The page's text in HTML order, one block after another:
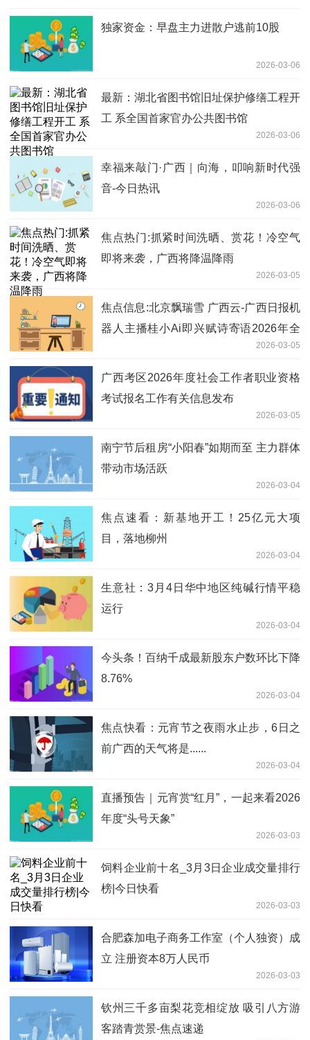
独家资金：早盘主力进散户逃前10股
2026-03-06
最新：湖北省图书馆旧址保护修缮工程开
工 系全国首家官办公共图书馆
2026-03-06
幸福来敲门·广西｜向海，叩响新时代强
音-今日热讯
2026-03-06
焦点热门:抓紧时间洗晒、赏花！冷空气
即将来袭，广西将降温降雨
2026-03-05
焦点信息:北京飘瑞雪 广西云-广西日报机
器人主播桂小Ai即兴赋诗寄语2026年全
2026-03-05
广西考区2026年度社会工作者职业资格
考试报名工作有关信息发布
2026-03-05
南宁节后租房“小阳春”如期而至 主力群体
带动市场活跃
2026-03-04
焦点速看：新基地开工！25亿元大项
目，落地柳州
2026-03-04
生意社：3月4日华中地区纯碱行情平稳
运行
2026-03-04
今头条！百纳千成最新股东户数环比下降
8.76%
2026-03-04
焦点快看：元宵节之夜雨水止步，6日之
前广西的天气将是......
2026-03-04
直播预告｜元宵赏“红月”，一起来看2026
年度“头号天象”
2026-03-03
饲料企业前十名_3月3日企业成交量排行
榜|今日快看
2026-03-03
合肥森加电子商务工作室（个人独资）成
立 注册资本8万人民币
2026-03-03
钦州三千多亩梨花竞相绽放 吸引八方游
客踏青赏景-焦点速递